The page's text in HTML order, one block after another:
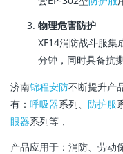
物理危害防护
XF14消防战斗服
分钟，同时具备抗
济南锦程安防不断提升产
有： 呼吸器系列、 防护服
眼器系列等，
产品应用于：消防、劳动